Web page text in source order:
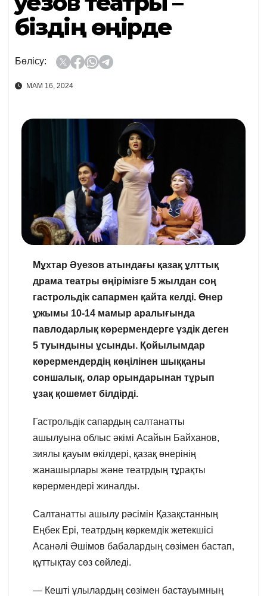
біздің өңірде
Бөлісу:
МАМ 16, 2024
Мұхтар Әуезов атындағы қазақ ұлттық
драма театры өңірімізге 5 жылдан соң
гастрольдік сапармен қайта келді. Өнер
ұжымы 10-14 мамыр аралығында
павлодарлық көрермендерге үздік деген
5 туындыны ұсынды. Қойылымдар
көрермендердің көңілінен шыққаны
соншалық, олар орындарынан тұрып
ұзақ қошемет білдірді.
Гастрольдік сапардың салтанатты
ашылуына облыс әкімі Асайын Байханов,
зиялы қауым өкілдері, қазақ өнерінің
жанашырлары және театрдың тұрақты
көрермендері жиналды.
Салтанатты ашылу рәсімін Қазақстанның
Еңбек Ері, театрдың көркемдік жетекшісі
Асанәлі Әшімов бабалардың сөзімен бастап,
құттықтау сөз сөйледі.
— Кешті ұлылардың сөзімен бастауымның